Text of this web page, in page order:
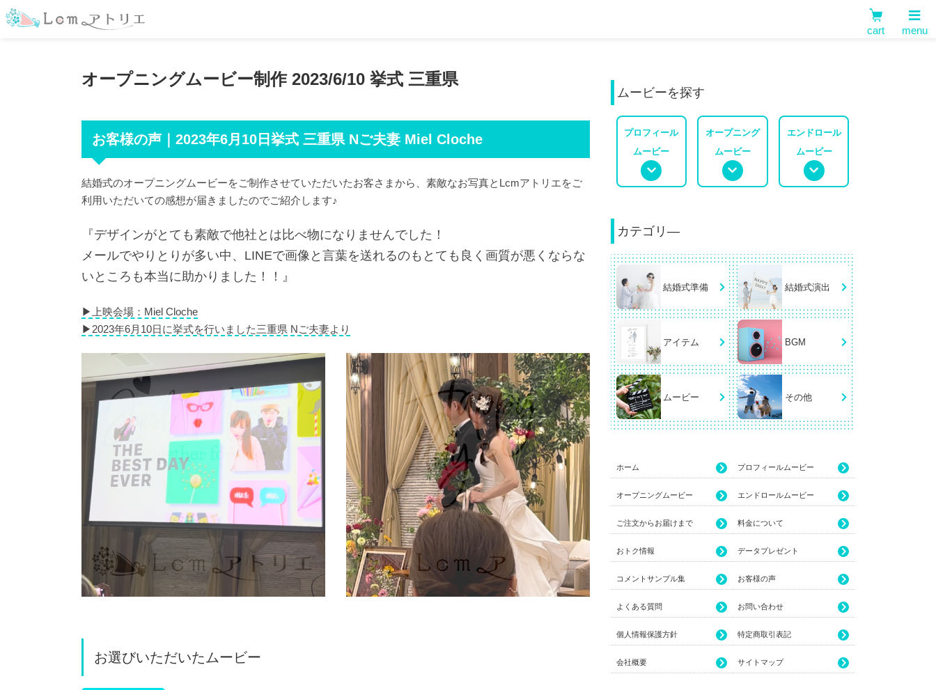
cart menu
オープニングムービー制作 2023/6/10 挙式 三重県
お客様の声｜2023年6月10日挙式 三重県 Nご夫妻 Miel Cloche
結婚式のオープニングムービーをご制作させていただいたお客さまから、素敵なお写真とLcmアトリエをご
利用いただいての感想が届きましたのでご紹介します♪
『デザインがとても素敵で他社とは比べ物になりませんでした！
メールでやりとりが多い中、LINEで画像と言葉を送れるのもとても良く画質が悪くならな
いところも本当に助かりました！！』
▶︎上映会場：Miel Cloche
▶︎2023年6月10日に挙式を行いました三重県 Nご夫妻より
お選びいただいたムービー
ムービーを探す
プロフィール
ムービー
オープニング
ムービー
エンドロール
ムービー
カテゴリ―
結婚式準備 結婚式演出
アイテム BGM
ムービー その他
ホーム プロフィールムービー
オープニングムービー エンドロールムービー
ご注文からお届けまで 料金について
おトク情報 データプレゼント
コメントサンプル集 お客様の声
よくある質問 お問い合わせ
個人情報保護方針 特定商取引表記
会社概要 サイトマップ